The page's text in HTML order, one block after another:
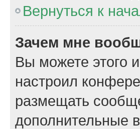
Вернуться к
Зачем мне
Вы можете этого
настроил
размещать
дополнительные